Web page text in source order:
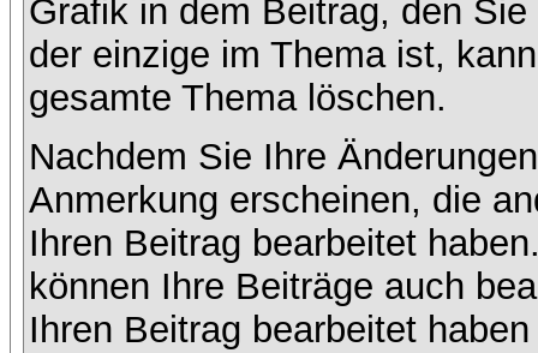
Grafik in dem Beitrag, den
der einzige im Thema ist,
gesamte Thema löschen.
Nachdem Sie Ihre
Anmerkung erscheinen, die
Ihren Beitrag bearbeitet
können Ihre Beiträge auch
Ihren Beitrag bearbeitet